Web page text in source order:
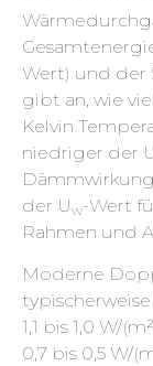
Wert) und der
gibt an, wie
Kelvin
niedriger der
der Uw-Wert
Rahmen und
Moderne
1,1 bis 1,0 W/
0,7 bis 0,5 W/